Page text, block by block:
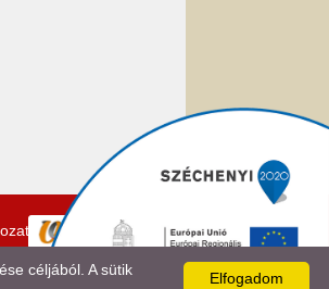
Elfogadom
céljából. A sütik